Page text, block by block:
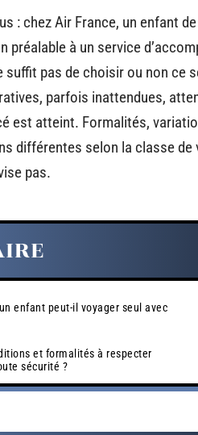
: chez Air France, un enfant
préalable à un service
suffit pas de choisir ou non ce
parfois inattendues,
est atteint. Formalités,
différentes selon la classe
pas.
enfant peut-il voyager seul avec
et formalités à respecter
sécurité ?